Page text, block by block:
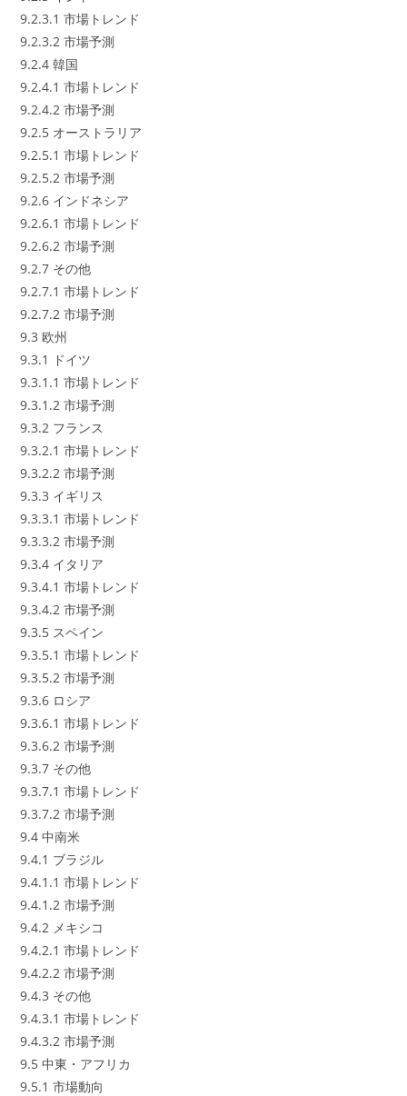
9.2.3.1 市場トレンド
9.2.3.2 市場予測
9.2.4 韓国
9.2.4.1 市場トレンド
9.2.4.2 市場予測
9.2.5 オーストラリア
9.2.5.1 市場トレンド
9.2.5.2 市場予測
9.2.6 インドネシア
9.2.6.1 市場トレンド
9.2.6.2 市場予測
9.2.7 その他
9.2.7.1 市場トレンド
9.2.7.2 市場予測
9.3 欧州
9.3.1 ドイツ
9.3.1.1 市場トレンド
9.3.1.2 市場予測
9.3.2 フランス
9.3.2.1 市場トレンド
9.3.2.2 市場予測
9.3.3 イギリス
9.3.3.1 市場トレンド
9.3.3.2 市場予測
9.3.4 イタリア
9.3.4.1 市場トレンド
9.3.4.2 市場予測
9.3.5 スペイン
9.3.5.1 市場トレンド
9.3.5.2 市場予測
9.3.6 ロシア
9.3.6.1 市場トレンド
9.3.6.2 市場予測
9.3.7 その他
9.3.7.1 市場トレンド
9.3.7.2 市場予測
9.4 中南米
9.4.1 ブラジル
9.4.1.1 市場トレンド
9.4.1.2 市場予測
9.4.2 メキシコ
9.4.2.1 市場トレンド
9.4.2.2 市場予測
9.4.3 その他
9.4.3.1 市場トレンド
9.4.3.2 市場予測
9.5 中東・アフリカ
9.5.1 市場動向